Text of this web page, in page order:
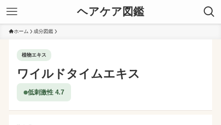
ヘアケア図鑑
ホーム 成分図鑑
植物エキス
ワイルドタイムエキス
低刺激性 4.7